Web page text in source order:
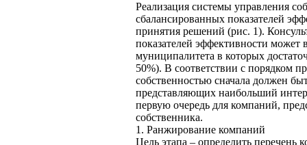
Реализация системы управления
сбалансированных показателей
принятия решений (рис. 1).
показателей эффективности может
муниципалитета в которых
50%). В соответствии с порядком
собственностью сначала должен
представляющих наибольший
первую очередь для компаний,
собственника.
1. Ранжирование компаний
Цель этапа – определить